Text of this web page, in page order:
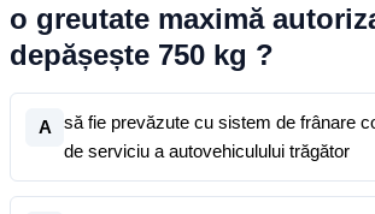
o greutate maximă
depășește 750 kg ?
A
să fie prevăzute cu sistem de frânare
de serviciu a autovehiculului trăgător